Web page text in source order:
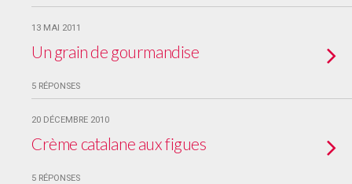
13 MAI 2011
Un grain de gourmandise
5 RÉPONSES
20 DÉCEMBRE 2010
Crème catalane aux figues
5 RÉPONSES